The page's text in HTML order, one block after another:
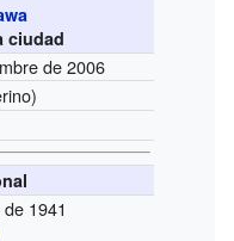
ciudad
de 2006
1941